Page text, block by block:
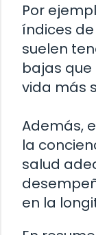
Por
índices
suelen
bajas que
vida más
Además,
la
salud
en la